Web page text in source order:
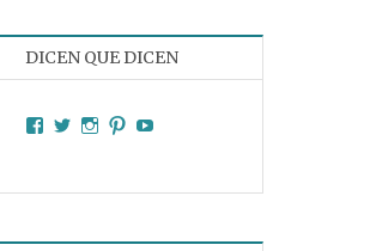
DICEN QUE DICEN
Facebook
TwitterInstagram
Pinterest